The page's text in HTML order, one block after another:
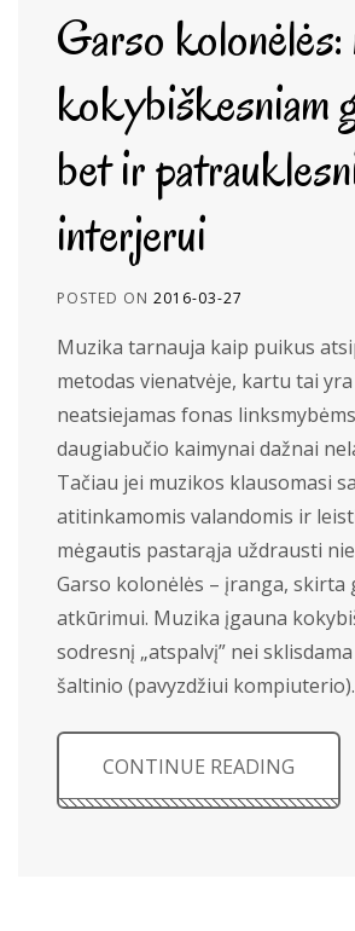
Garso
kokybiškesniam
bet ir
interjerui
POSTED ON 2016-03-27
Muzika tarnauja kaip puikus
metodas vienatvėje, kartu tai
neatsiejamas fonas
daugiabučio kaimynai dažnai
Tačiau jei muzikos klausomasi
atitinkamomis valandomis ir
mėgautis pastarąja uždrausti
Garso kolonėlės – įranga, skirta
atkūrimui. Muzika įgauna
sodresnį „atspalvį” nei
šaltinio (pavyzdžiui
CONTINUE READING